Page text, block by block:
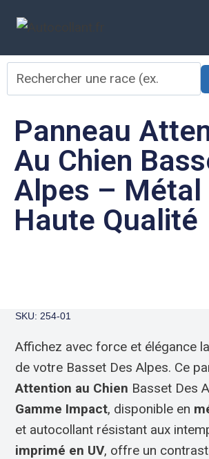
Panneau
Au Chien
Alpes – Métal
Haute Qualité
SKU: 254-01
Affichez avec force et élégance
de votre Basset Des Alpes. Ce
Attention au Chien Basset Des
Gamme Impact, disponible en
et autocollant résistant aux
imprimé en UV, offre un